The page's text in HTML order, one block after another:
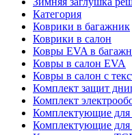
Категория
Коврики в багажник
Коврики в салон
Ковры EVA в
Ковры в салон EVA
Ковры в салон с
Комплект защит
Комплект
Комплектующие для
Комплектующие для